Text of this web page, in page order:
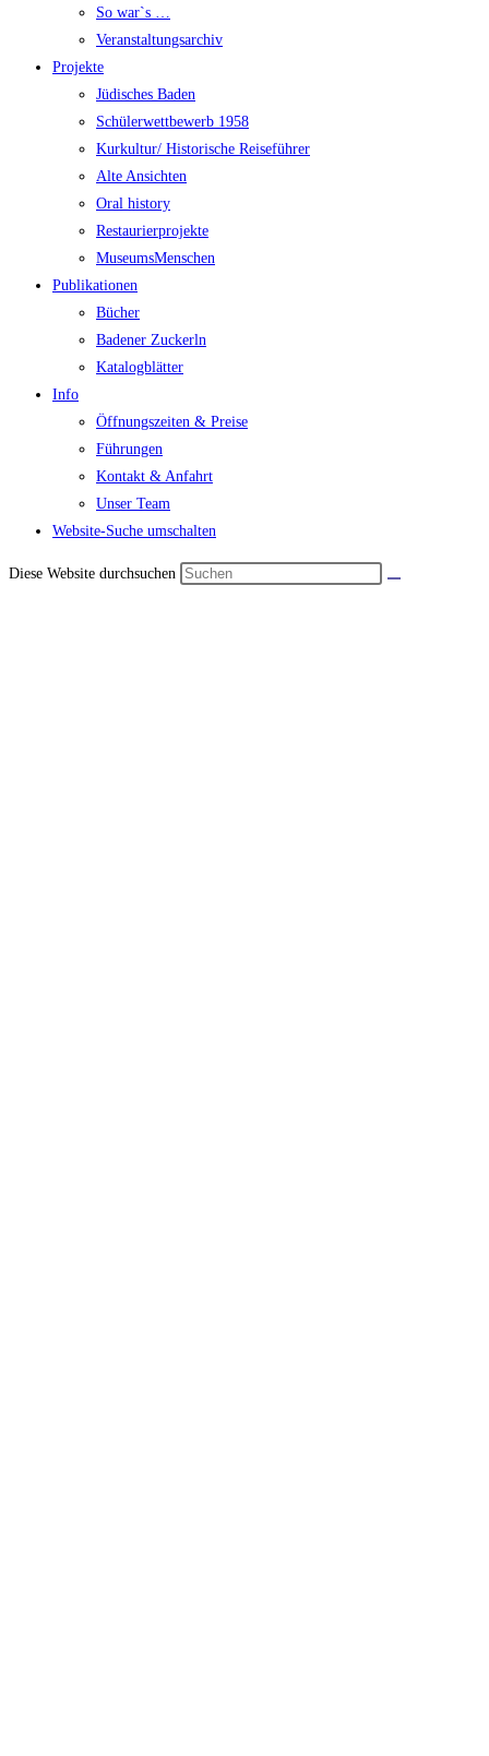
So war`s …
Veranstaltungsarchiv
Projekte
Jüdisches Baden
Schülerwettbewerb 1958
Kurkultur/ Historische Reiseführer
Alte Ansichten
Oral history
Restaurierprojekte
MuseumsMenschen
Publikationen
Bücher
Badener Zuckerln
Katalogblätter
Info
Öffnungszeiten & Preise
Führungen
Kontakt & Anfahrt
Unser Team
Website-Suche umschalten
Diese Website durchsuchen